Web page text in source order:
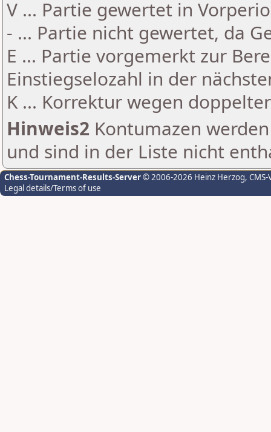
V ... Partie gewertet in
- ... Partie nicht gewertet, da
E ... Partie vorgemerkt zur
Einstiegselozahl in der
K ... Korrektur wegen
Hinweis2 Kontumazen
und sind in der Liste nicht
Chess-Tournament-Results-Server© 2006-2026 Heinz Herzog,
Legal details/Terms of use